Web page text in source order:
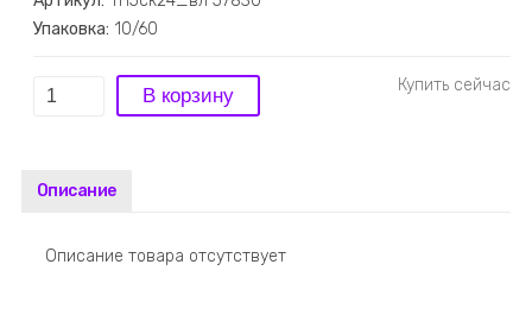
Упаковка: 10/60
Описание
Описание товара отсутствует